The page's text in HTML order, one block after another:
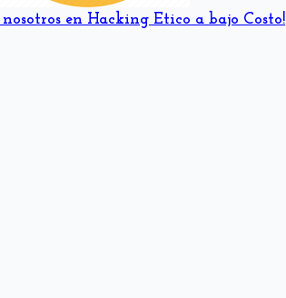
en Hacking Etico a bajo Costo!